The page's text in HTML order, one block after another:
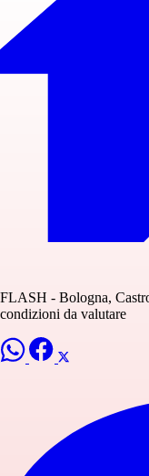
FLASH - Bologna,
condizioni da valutare